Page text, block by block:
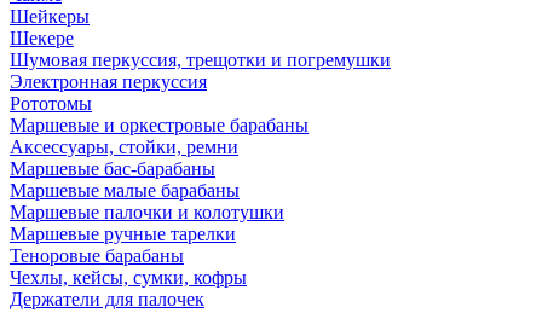
Шейкеры
Шекере
Шумовая перкуссия, трещотки и погремушки
Электронная перкуссия
Рототомы
Маршевые и оркестровые барабаны
Аксессуары, стойки, ремни
Маршевые бас-барабаны
Маршевые малые барабаны
Маршевые палочки и колотушки
Маршевые ручные тарелки
Теноровые барабаны
Чехлы, кейсы, сумки, кофры
Держатели для палочек